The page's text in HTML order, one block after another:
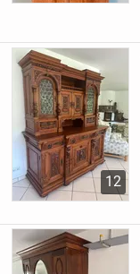
12